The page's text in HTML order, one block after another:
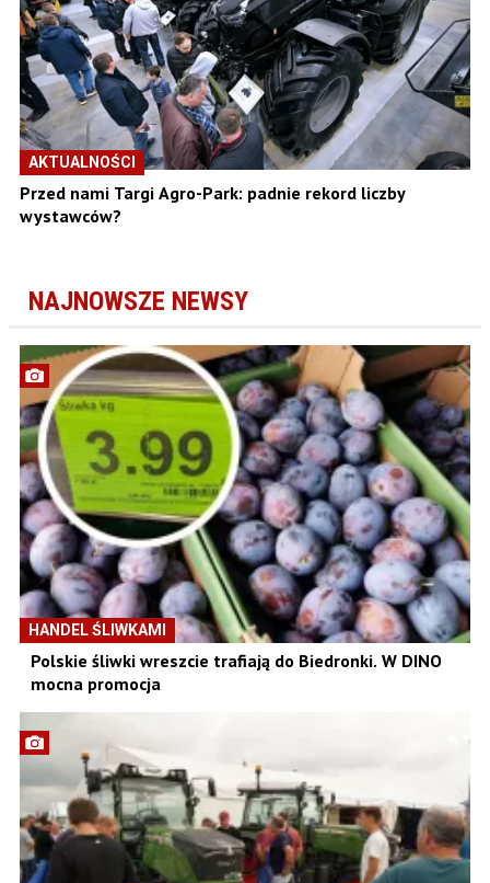
AKTUALNOŚCI
Przed nami Targi Agro-Park: padnie rekord liczby
wystawców?
NAJNOWSZE NEWSY
HANDEL ŚLIWKAMI
Polskie śliwki wreszcie trafiają do Biedronki. W DINO
mocna promocja